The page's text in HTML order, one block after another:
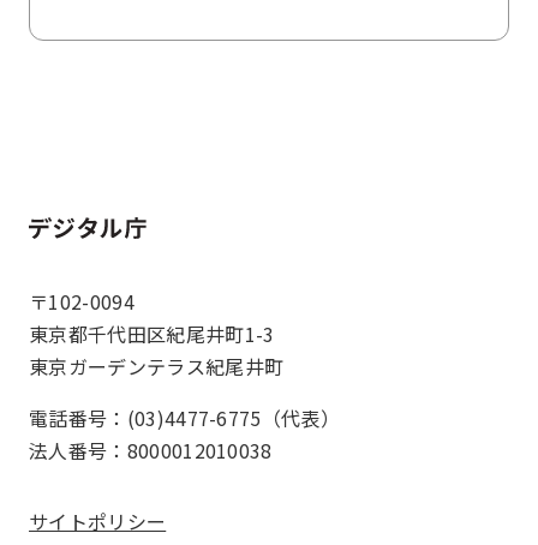
ホーム
〒102-0094
東京都千代田区紀尾井町1-3
東京ガーデンテラス紀尾井町
電話番号：(03)4477-6775（代表）
法人番号：8000012010038
サイトポリシー